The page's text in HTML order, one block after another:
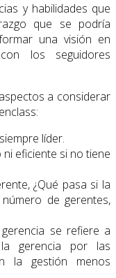
y habilidades que
que se podría
una visión en
los seguidores
a considerar
líder.
eficiente si no tiene
¿Qué pasa si la
de gerentes,
se refiere a
gerencia por las
la gestión menos